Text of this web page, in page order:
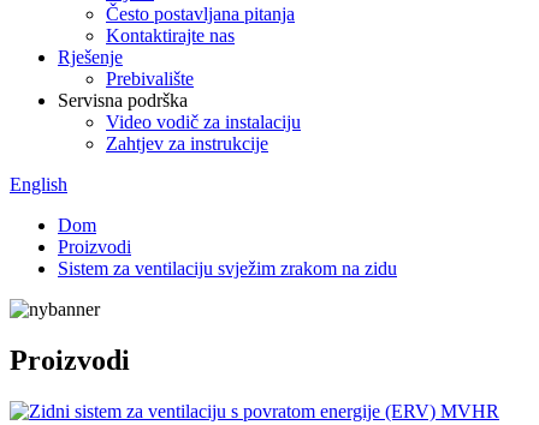
Često postavljana pitanja
Kontaktirajte nas
Rješenje
Prebivalište
Servisna podrška
Video vodič za instalaciju
Zahtjev za instrukcije
English
Dom
Proizvodi
Sistem za ventilaciju svježim zrakom na zidu
Proizvodi